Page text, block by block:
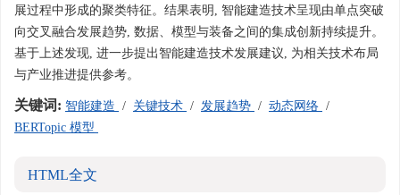
展过程中形成的聚类特征。结果表明, 智能建造技术呈现由单点突破
向交叉融合发展趋势, 数据、模型与装备之间的集成创新持续提升。
基于上述发现, 进一步提出智能建造技术发展建议, 为相关技术布局
与产业推进提供参考。
关键词: 智能建造 / 关键技术 / 发展趋势 / 动态网络 /
BERTopic 模型
HTML全文